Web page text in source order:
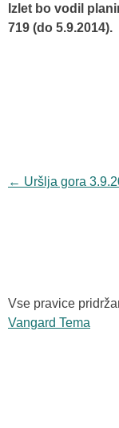
Izlet bo vodil
719 (do 5.9.2014).
Navigacija
← Uršlja gora
Vse pravice
Vangard Tema